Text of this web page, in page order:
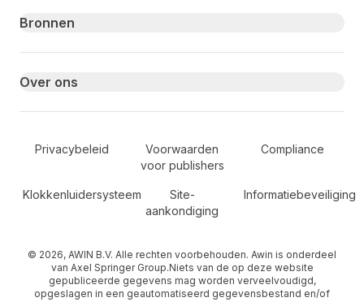
Bronnen
Over ons
Secondary Footer Navigation
Privacybeleid
Voorwaarden
voor publishers
Compliance
Klokkenluidersysteem
Site-
aankondiging
Informatiebeveiliging
© 2026, AWIN B.V. Alle rechten voorbehouden. Awin is onderdeel
van Axel Springer Group.Niets van de op deze website
gepubliceerde gegevens mag worden verveelvoudigd,
opgeslagen in een geautomatiseerd gegevensbestand en/of